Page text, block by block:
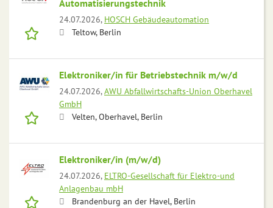
Automatisierungstechnik
24.07.2026, HOSCH Gebäudeautomation
Teltow, Berlin
Elektroniker/in für Betriebstechnik m/w/d
24.07.2026,AWU Abfallwirtschafts-Union Oberhavel
GmbH
Velten, Oberhavel, Berlin
Elektroniker/in (m/w/d)
24.07.2026, ELTRO-Gesellschaft für Elektro-und
Anlagenbau mbH
Brandenburg an der Havel, Berlin